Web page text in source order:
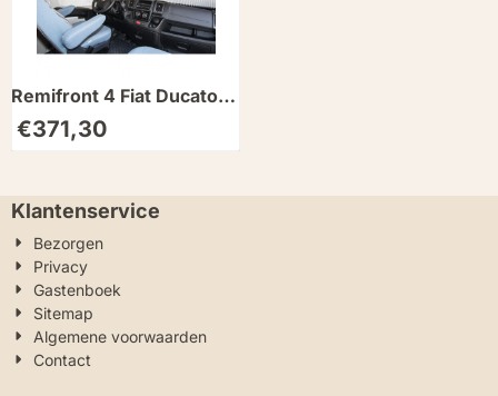
Remifront 4 Fiat Ducato
X290(S7) 2014-2020
€371,30
Klantenservice
Bezorgen
Privacy
Gastenboek
Sitemap
Algemene voorwaarden
Contact